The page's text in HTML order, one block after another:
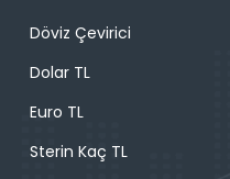
Döviz Çevirici
Dolar TL
Euro TL
Sterin Kaç TL